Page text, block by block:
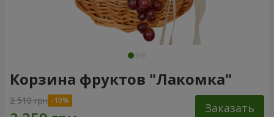
Корзина фруктов "Лакомка"
2 510 грн
Заказать